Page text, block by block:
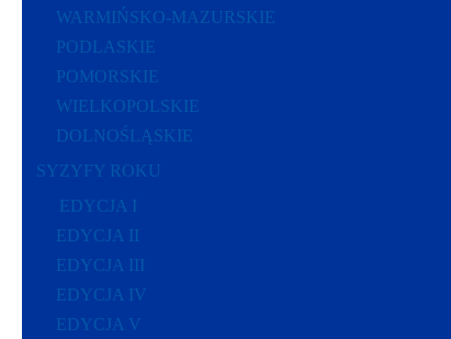
WARMIŃSKO-MAZURSKIE
PODLASKIE
POMORSKIE
WIELKOPOLSKIE
DOLNOŚLĄSKIE
SYZYFY ROKU
EDYCJA I
EDYCJA II
EDYCJA III
EDYCJA IV
EDYCJA V